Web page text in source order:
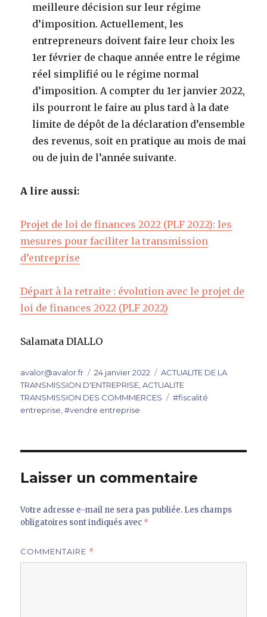
meilleure décision sur leur régime
d’imposition. Actuellement, les
entrepreneurs doivent faire leur choix les
1er février de chaque année entre le régime
réel simplifié ou le régime normal
d’imposition. A compter du 1er janvier 2022,
ils pourront le faire au plus tard à la date
limite de dépôt de la déclaration d’ensemble
des revenus, soit en pratique au mois de mai
ou de juin de l’année suivante.
A lire aussi:
Projet de loi de finances 2022 (PLF 2022): les
mesures pour faciliter la transmission
d’entreprise
Départ à la retraite : évolution avec le projet de
loi de finances 2022 (PLF 2022)
Salamata DIALLO
Auteur
avalor@avalor.fr
Publié
le
24 janvier 2022 Catégories
ACTUALITE DE LA
TRANSMISSION D'ENTREPRISE ,ACTUALITE
TRANSMISSION DES COMMMERCES
Étiquettes
#fiscalité
entreprise ,#vendre entreprise
Laisser un commentaire
Votre adresse e-mail ne sera pas publiée. Les champs
obligatoires sont indiqués avec *
COMMENTAIRE *